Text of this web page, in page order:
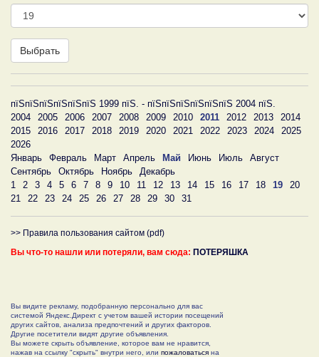
День
Выбрать
пїЅпїЅпїЅпїЅпїЅпїЅ 1999 пїЅ. - пїЅпїЅпїЅпїЅпїЅпїЅ 2004 пїЅ.
2004
2005 2006 2007 2008 2009 2010 2011 2012 2013
2014
2015
2016 2017 2018 2019 2020 2021 2022 2023 2024
2025
2026
Январь
Февраль Март Апрель Май Июнь Июль
Август
Сентябрь
Октябрь Ноябрь
Декабрь
1
2 3 4 5 6 7 8 9 10 11 12 13 14 15 16 17 18 19
20
21
22 23 24 25 26 27 28 29 30 31
>> Правила пользования сайтом (pdf)
Вы что-то нашли или потеряли, вам сюда: ПОТЕРЯШКА
Вы видите рекламу, подобранную персонально для вас
системой Яндекс.Директ с учетом вашей истории посещений
других сайтов, анализа предпочтений и других факторов.
Другие посетители видят другие объявления.
Вы можете скрыть объявление, которое вам не нравится,
нажав на ссылку "скрыть" внутри него, или пожаловаться на